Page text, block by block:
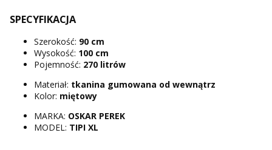
SPECYFIKACJA
Szerokość: 90 cm
Wysokość: 100 cm
Pojemność: 270 litrów
Materiał: tkanina gumowana od wewnątrz
Kolor: miętowy
MARKA: OSKAR PEREK
MODEL: TIPI XL